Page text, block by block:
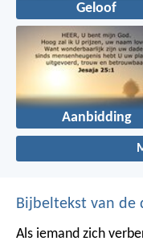
Geloof
Aanbidding
Bijbeltekst van de
Als iemand zich